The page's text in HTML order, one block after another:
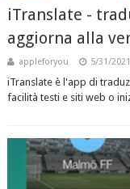
iTranslate -
aggiorna alla
appleforyou 5/31/
iTranslate è l'app di
facilità testi e siti web o